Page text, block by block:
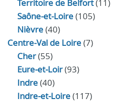
Territoire de Belfort(11)
Saône-et-Loire(105)
Nièvre(40)
Centre-Val de Loire(7)
Cher(55)
Eure‑et‑Loir(93)
Indre(40)
Indre‑et‑Loire(117)